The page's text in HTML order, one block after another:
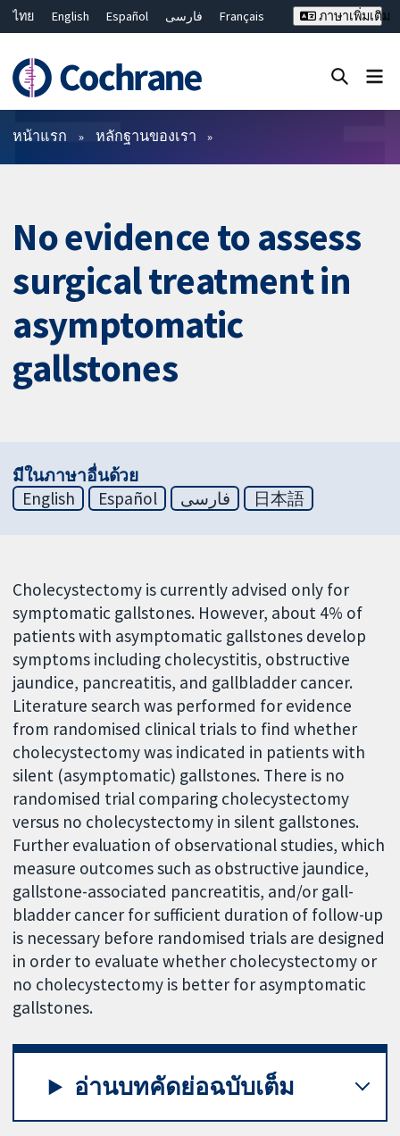
ไทย English Español فارسی
Français
Bahasa Malaysia
繁體中文 简体中文
ภาษาเพิ่มเติม
ตัวกรอง
หน้าแรก หลักฐานของเรา
No evidence to assess
surgical treatment in
asymptomatic
gallstones
มีในภาษาอื่นด้วย
English
Español فارسی 日本語
Cholecystectomy is currently advised only for
symptomatic gallstones. However, about 4% of
patients with asymptomatic gallstones develop
symptoms including cholecystitis, obstructive
jaundice, pancreatitis, and gallbladder cancer.
Literature search was performed for evidence
from randomised clinical trials to find whether
cholecystectomy was indicated in patients with
silent (asymptomatic) gallstones. There is no
randomised trial comparing cholecystectomy
versus no cholecystectomy in silent gallstones.
Further evaluation of observational studies, which
measure outcomes such as obstructive jaundice,
gallstone-associated pancreatitis, and/or gall-
bladder cancer for sufficient duration of follow-up
is necessary before randomised trials are designed
in order to evaluate whether cholecystectomy or
no cholecystectomy is better for asymptomatic
gallstones.
อ่านบทคัดย่อฉบับเต็ม